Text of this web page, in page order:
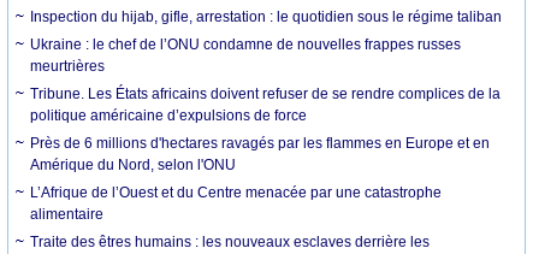
Inspection du hijab, gifle, arrestation : le quotidien sous le régime taliban
Ukraine : le chef de l’ONU condamne de nouvelles frappes russes
meurtrières
Tribune. Les États africains doivent refuser de se rendre complices de la
politique américaine d’expulsions de force
Près de 6 millions d'hectares ravagés par les flammes en Europe et en
Amérique du Nord, selon l'ONU
L’Afrique de l’Ouest et du Centre menacée par une catastrophe
alimentaire
Traite des êtres humains : les nouveaux esclaves derrière les